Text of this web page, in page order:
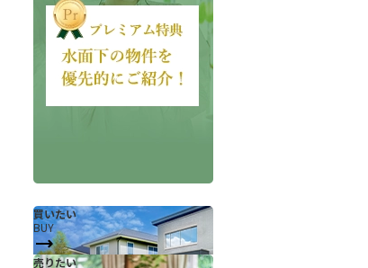
買いたい
BUY
売りたい